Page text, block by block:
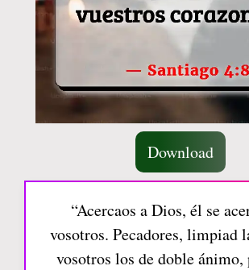
Download
“Acercaos a Dios, él se
vosotros. Pecadores, limpiad
vosotros los de doble